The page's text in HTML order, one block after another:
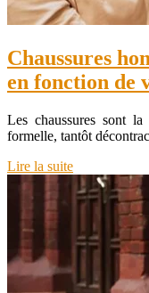
Chaussures
en fonction de
Les chaussures sont
formelle, tantôt
Lire la suite